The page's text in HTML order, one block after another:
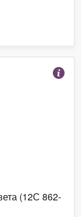
(12С 862-